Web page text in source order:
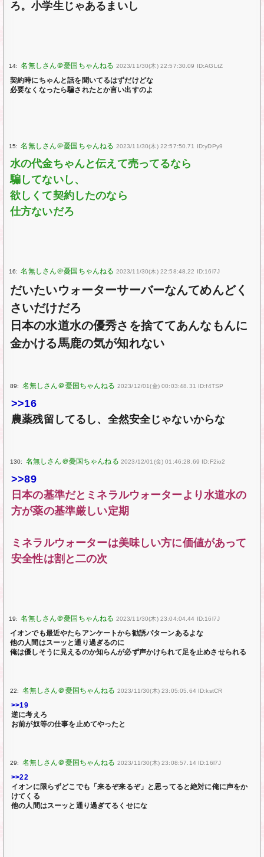
ろ。小学生じゃあるまいし
14: 2023/11/30(木) 22:57:30.09 ID:AGLtZ
契約時にちゃんと話を聞いてるはずだけどな
必要なくなったら騙されたとか言い出すのよ
15: 2023/11/30(木) 22:57:50.71 ID:yDPy9
水の代金ちゃんと伝えて売ってるなら
騙してないし、
欲しくて契約したのなら
仕方ないだろ
16: 2023/11/30(木) 22:58:48.22 ID:16l7J
だいたいウォーターサーバーなんてめんどく
さいだけだろ
日本の水道水の優秀さを捨ててあんなもんに
金かける馬鹿の気が知れない
89: 2023/12/01(金) 00:03:48.31 ID:f4TSP
>>16
農薬残留してるし、全然安全じゃないからな
130: 2023/12/01(金) 01:46:28.69 ID:F2io2
>>89
日本の基準だとミネラルウォーターより水道水の
方が薬の基準厳しい定期
ミネラルウォーターは美味しい方に価値があって
安全性は割と二の次
19: 2023/11/30(木) 23:04:04.44 ID:16l7J
イオンでも最近やたらアンケートから勧誘パターンあるよな
他の人間はスーッと通り過ぎるのに
俺は優しそうに見えるのか知らんが必ず声かけられて足を止めさせられる
22: 2023/11/30(木) 23:05:05.64 ID:kstCR
>>19
逆に考えろ
お前が奴等の仕事を止めてやったと
29: 2023/11/30(木) 23:08:57.14 ID:16l7J
>>22
イオンに限らずどこでも「来るぞ来るぞ」と思ってると絶対に俺に声をか
けてくる
他の人間はスーッと通り過ぎてるくせにな